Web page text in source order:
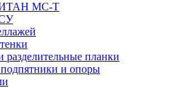
МС-Т
планки
подпятники и опоры